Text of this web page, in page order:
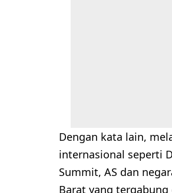
Dengan kata lain,
internasional seperti
Summit, AS dan
Barat yang tergabung